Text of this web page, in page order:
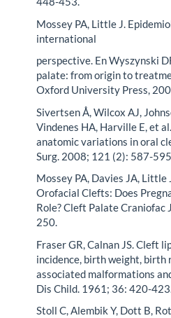
Mossey PA, Little J.
international
perspective. En Wyszynski
palate: from origin to
Oxford University Press,
Sivertsen Å, Wilcox AJ,
Vindenes HA, Harville E, et
anatomic variations in oral
Surg. 2008; 121 (2): 587-
Mossey PA, Davies JA, Little
Orofacial Clefts: Does
Role? Cleft Palate Craniofac
250.
Fraser GR, Calnan JS. Cleft
incidence, birth weight, birth
associated malformations
Dis Child. 1961; 36: 420-
Stoll C, Alembik Y, Dott B,